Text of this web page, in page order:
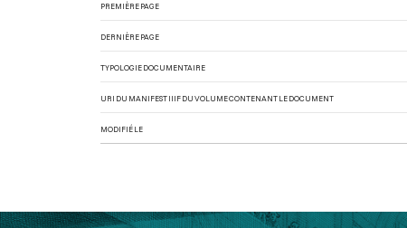
PREMIÈRE PAGE
DERNIÈRE PAGE
TYPOLOGIE DOCUMENTAIRE
URI DU MANIFEST IIIF DU VOLUME CONTENANT LE DOCUMENT
MODIFIÉ LE